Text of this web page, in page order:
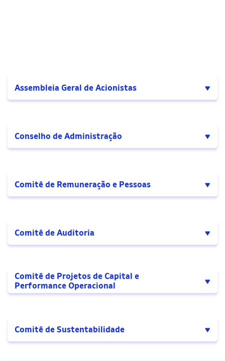
Assembleia Geral de Acionistas
Conselho de Administração
Moraes
Presidente do CA
Franklin Lee Feder
Membro
Andrade Filho
independente
João Zeferino
Membro
Comitê de Remuneração e Pessoas
Comitê de Auditoria
Comitê de Projetos de Capital e
Performance Operacional
Comitê de Sustentabilidade